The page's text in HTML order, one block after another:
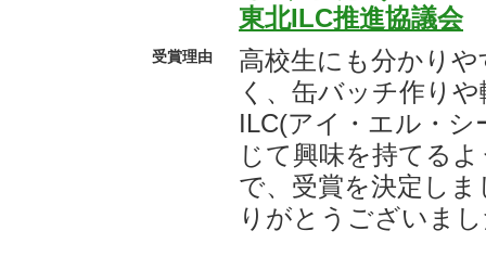
東北ILC推進協議会
受賞理由
高校生にも分かり
く、缶バッチ作り
ILC(アイ・エル・
じて興味を持てる
で、受賞を決定し
りがとうございま